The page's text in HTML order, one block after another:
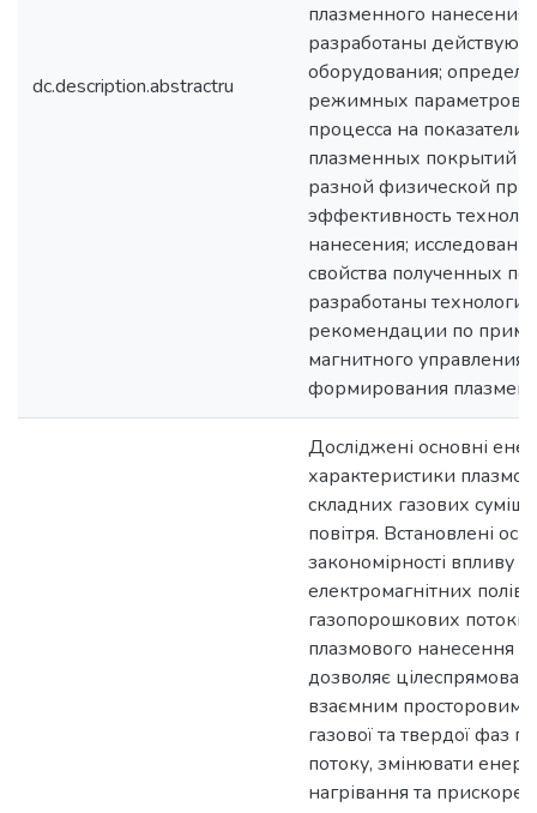
dc.description.abstractru
плазменного нанесения
разработаны
оборудования;
режимных параметров
процесса на показатели
плазменных покрытий
разной физической
эффективность
нанесения;
свойства полученных
разработаны
рекомендации по
магнитного управления
формирования
Досліджені основні
характеристики
складних газових
повітря. Встановлені
закономірності впливу
електромагнітних
газопорошкових потоків
плазмового нанесення
дозволяє
взаємним просторовим
газової та твердої фаз
потоку, змінювати
нагрівання та